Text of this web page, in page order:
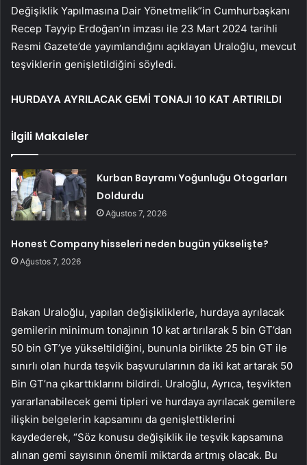
Değişiklik Yapılmasına Dair Yönetmelik”in Cumhurbaşkanı
Recep Tayyip Erdoğan’ın imzası ile 23 Mart 2024 tarihli
Resmi Gazete’de yayımlandığını açıklayan Uraloğlu, mevcut
teşviklerin genişletildiğini söyledi.
HURDAYA AYRILACAK GEMİ TONAJI 10 KAT ARTIRILDI
İlgili Makaleler
Kurban Bayramı Yoğunluğu Otogarları
Doldurdu
Ağustos 7, 2026
Honest Company hisseleri neden bugün yükselişte?
Ağustos 7, 2026
Bakan Uraloğlu, yapılan değişikliklerle, hurdaya ayrılacak
gemilerin minimum tonajının 10 kat artırılarak 5 bin GT’dan
50 bin GT’ye yükseltildiğini, bununla birlikte 25 bin GT ile
sınırlı olan hurda teşvik başvurularının da iki kat artarak 50
Bin GT’na çıkarttıklarını bildirdi. Uraloğlu, Ayrıca, teşvikten
yararlanabilecek gemi tipleri ve hurdaya ayrılacak gemilere
ilişkin belgelerin kapsamını da genişlettiklerini
kaydederek, “Söz konusu değişiklik ile teşvik kapsamına
alınan gemi sayısının önemli miktarda artmış olacak. Bu